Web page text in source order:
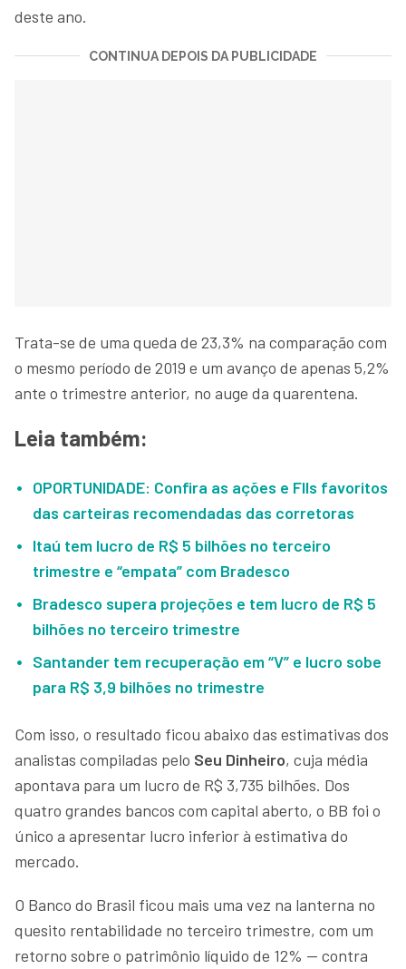
deste ano.
CONTINUA DEPOIS DA PUBLICIDADE
Trata-se de uma queda de 23,3% na comparação com
o mesmo período de 2019 e um avanço de apenas 5,2%
ante o trimestre anterior, no auge da quarentena.
Leia também:
OPORTUNIDADE: Confira as ações e FIIs favoritos
das carteiras recomendadas das corretoras
Itaú tem lucro de R$ 5 bilhões no terceiro
trimestre e “empata” com Bradesco
Bradesco supera projeções e tem lucro de R$ 5
bilhões no terceiro trimestre
Santander tem recuperação em “V” e lucro sobe
para R$ 3,9 bilhões no trimestre
Com isso, o resultado ficou abaixo das estimativas dos
analistas compiladas pelo Seu Dinheiro, cuja média
apontava para um lucro de R$ 3,735 bilhões. Dos
quatro grandes bancos com capital aberto, o BB foi o
único a apresentar lucro inferior à estimativa do
mercado.
O Banco do Brasil ficou mais uma vez na lanterna no
quesito rentabilidade no terceiro trimestre, com um
retorno sobre o patrimônio líquido de 12% — contra